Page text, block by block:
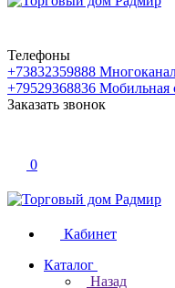
Телефоны
+73832359888
+79529368836 Мобильная
Заказать звонок
0
Кабинет
Каталог
Назад